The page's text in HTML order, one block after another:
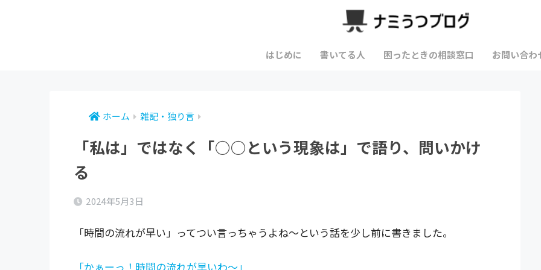
はじめに 書いてる人 困ったときの相談窓口 お問い合わ
ホーム 雑記・独り言
「私は」ではなく「○○という現象は」で語り、問いかけ
る
2024年5月3日
「時間の流れが早い」ってつい言っちゃうよね～という話を少し前に書きました。
「かぁーっ！時間の流れが早いわ～」